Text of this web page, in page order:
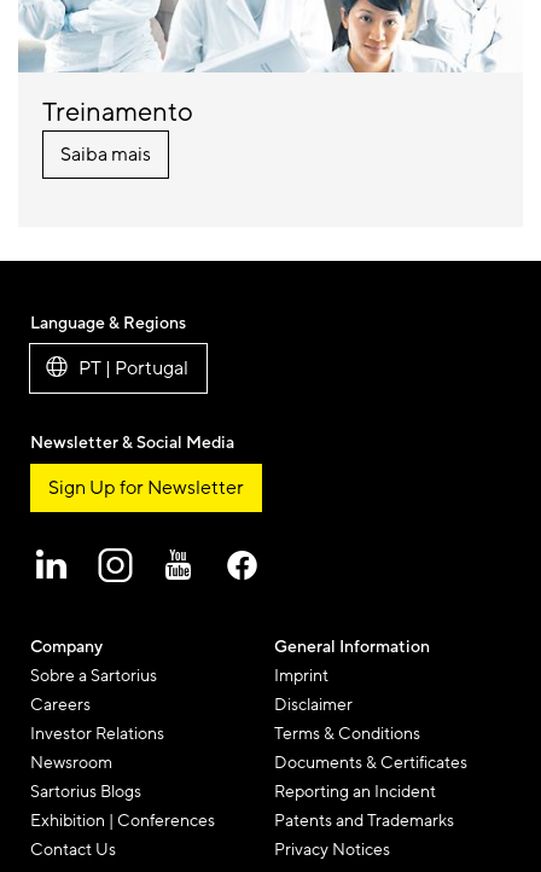
Treinamento
Saiba mais
Company
Sobre a Sartorius
Careers
Investor Relations
Newsroom
Sartorius Blogs
Exhibition | Conferences
Contact Us
General Information
Imprint
Disclaimer
Terms & Conditions
Documents & Certificates
Reporting an Incident
Patents and Trademarks
Privacy Notices
Language & Regions
PT | Portugal
Newsletter & Social Media
Sign Up for Newsletter